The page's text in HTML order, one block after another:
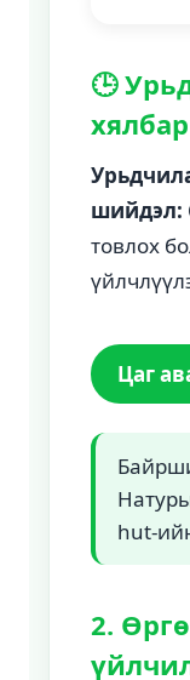
🕒
шийдэл:
товлох
Цаг
hut-
2.